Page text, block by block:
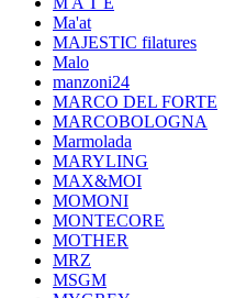
Ma'at
MAJESTIC filatures
Malo
manzoni24
MARCO DEL FORTE
MARCOBOLOGNA
Marmolada
MARYLING
MAX&MOI
MOMONI
MONTECORE
MOTHER
MRZ
MSGM